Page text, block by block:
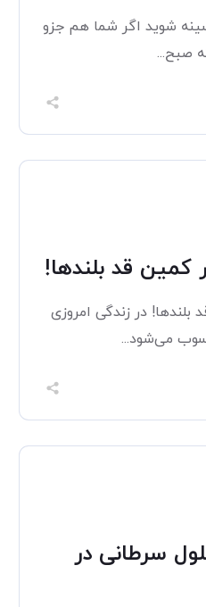
شوید اگر شما هم جزو
صبح...
قد بلندها!
در زندگی امروزی
می‌شود...
سرطانی در